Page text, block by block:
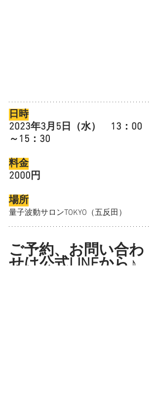
日時
2023年3月5日（水）　13：00
～15：30
料金
2000円
場所
量子波動サロンTOKYO（五反田）
ご予約、お問い合わ
せは公式LINEから♪